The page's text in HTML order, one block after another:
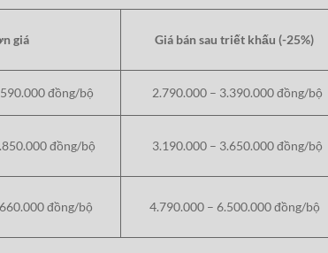
giá Giá bán sau triết khấu (-25%)
đồng/bộ 2.790.000 – 3.390.000 đồng/bộ
đồng/bộ 3.190.000 – 3.650.000 đồng/bộ
đồng/bộ 4.790.000 – 6.500.000 đồng/bộ